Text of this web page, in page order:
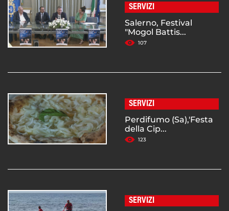
SERVIZI
Salerno, Festival
"Mogol Battis...
107
SERVIZI
Perdifumo (Sa),'Festa
della Cip...
123
SERVIZI